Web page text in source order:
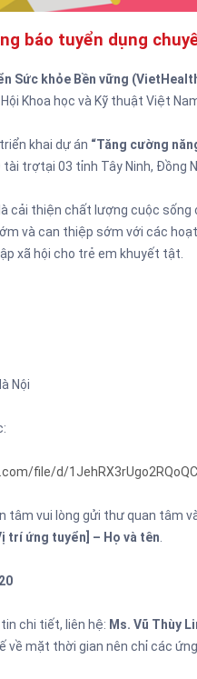
báo tuyển dụng
Sức khỏe Bền vững
Khoa học và Kỹ thuật Việt
khai dự án “Tăng cường
tài trợtại 03 tỉnh Tây Ninh, Đồng
cải thiện chất lượng cuộc
và can thiệp sớm với các
xã hội cho trẻ em khuyết tật.
Nội
file/d/
tâm vui lòng gửi thư quan tâm
trí ứng tuyển] – Họ và tên
chi tiết, liên hệ: Ms. Vũ Thùy
về mặt thời gian nên chỉ các